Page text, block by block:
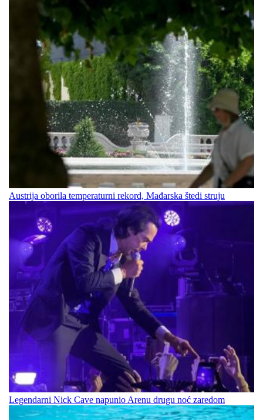
Austrija oborila temperaturni rekord, Mađarska štedi struju
Legendarni Nick Cave napunio Arenu drugu noć zaredom